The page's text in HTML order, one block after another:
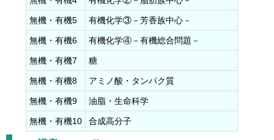
無機・有機5 有機化学③－芳香族中心－
無機・有機6 有機化学④－有機総合問題－
無機・有機7 糖
無機・有機8 アミノ酸・タンパク質
無機・有機9 油脂・生命科学
無機・有機10 合成高分子